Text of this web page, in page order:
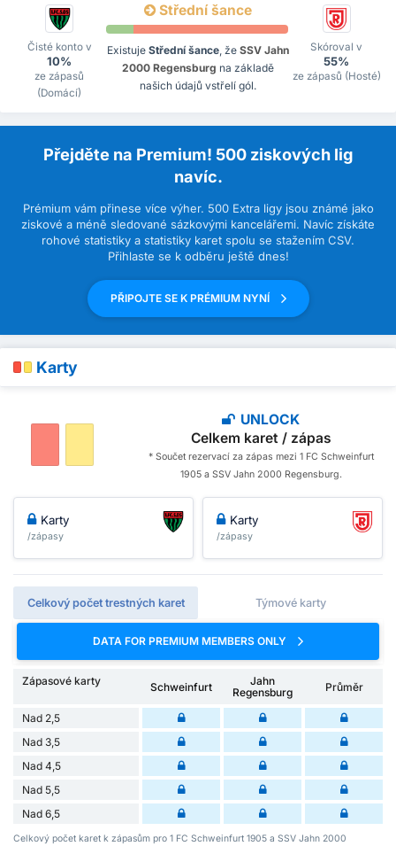
Čisté konto v
10%
ze zápasů
(Domácí)
Střední šance
Existuje Střední šance , že SSV Jahn
2000 Regensburg na základě
našich údajů vstřelí gól.
Skóroval v
55%
ze zápasů (Hosté)
Přejděte na Premium! 500 ziskových lig
navíc.
Prémium vám přinese více výher. 500 Extra ligy jsou známé jako
ziskové a méně sledované sázkovými kancelářemi. Navíc získáte
rohové statistiky a statistiky karet spolu se stažením CSV.
Přihlaste se k odběru ještě dnes!
PŘIPOJTE SE K PRÉMIUM NYNÍ
Karty
UNLOCK
Celkem karet / zápas
* Součet rezervací za zápas mezi 1 FC Schweinfurt
1905 a SSV Jahn 2000 Regensburg.
Karty
/zápasy
Karty
/zápasy
Celkový počet trestných karet Týmové karty
DATA FOR PREMIUM MEMBERS ONLY
Zápasové karty Schweinfurt
Jahn
Regensburg
Průměr
Nad 2,5
Nad 3,5
Nad 4,5
Nad 5,5
Nad 6,5
Celkový počet karet k zápasům pro 1 FC Schweinfurt 1905 a SSV Jahn 2000